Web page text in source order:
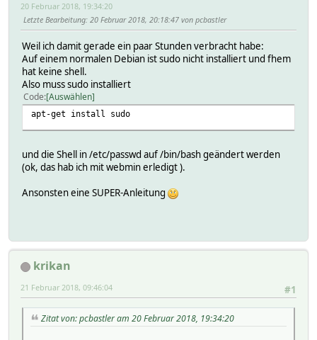
20 Februar 2018, 19:34:20
Letzte Bearbeitung: 20 Februar 2018, 20:18:47 von pcbastler
Weil ich damit gerade ein paar Stunden verbracht habe:
Auf einem normalen Debian ist sudo nicht installiert und fhem
hat keine shell.
Also muss sudo installiert
Code Auswählen
apt-get install sudo
und die Shell in /etc/passwd auf /bin/bash geändert werden
(ok, das hab ich mit webmin erledigt ).
Ansonsten eine SUPER-Anleitung
krikan
#1
21 Februar 2018, 09:46:04
Zitat von: pcbastler am 20 Februar 2018, 19:34:20